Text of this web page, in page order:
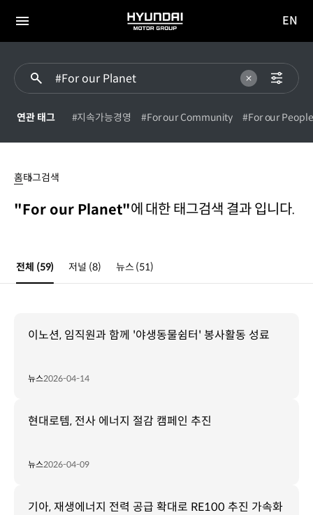
전체
HYUNDAI
MOTOR
이동
EN
연관 태그 #지속가능경영 #For our Community #For our People
Planet
홈태그검색
"For our Planet"에 대한 태그검색 결과 입니다.
전체 (59) 저널 (8) 뉴스 (51)
이노션, 임직원과 함께 '야생동물쉼터' 봉사활동 성료
뉴스2026-04-14
현대로템, 전사 에너지 절감 캠페인 추진
뉴스2026-04-09
기아, 재생에너지 전력 공급 확대로 RE100 추진 가속화